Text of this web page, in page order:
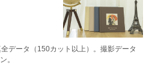
全データ（150カット以上）。撮影データ
。